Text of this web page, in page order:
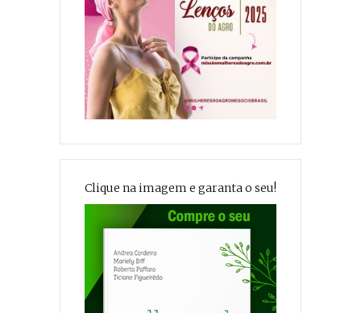
Clique na imagem e garanta o seu!